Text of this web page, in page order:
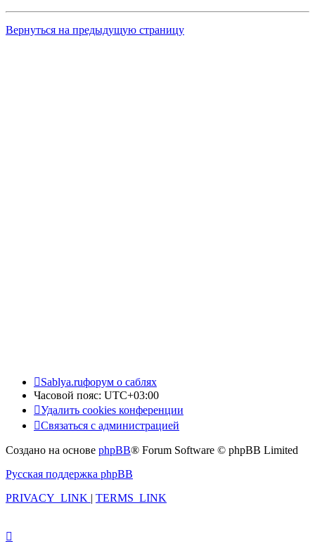
Вернуться на предыдущую страницу
Sablya.ruфорум о саблях
Часовой пояс: UTC+03:00
Удалить cookies конференции
Связаться с администрацией
Создано на основе phpBB® Forum Software © phpBB Limited
Русская поддержка phpBB
PRIVACY_LINK | TERMS_LINK